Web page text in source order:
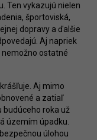
Ten vykazujú nielen
športoviská,
dopravy a ďalšie
Aj napriek
ostatné
Aj mimo
a zatiaľ
budúceho roka už
územím úpadku.
úlohou